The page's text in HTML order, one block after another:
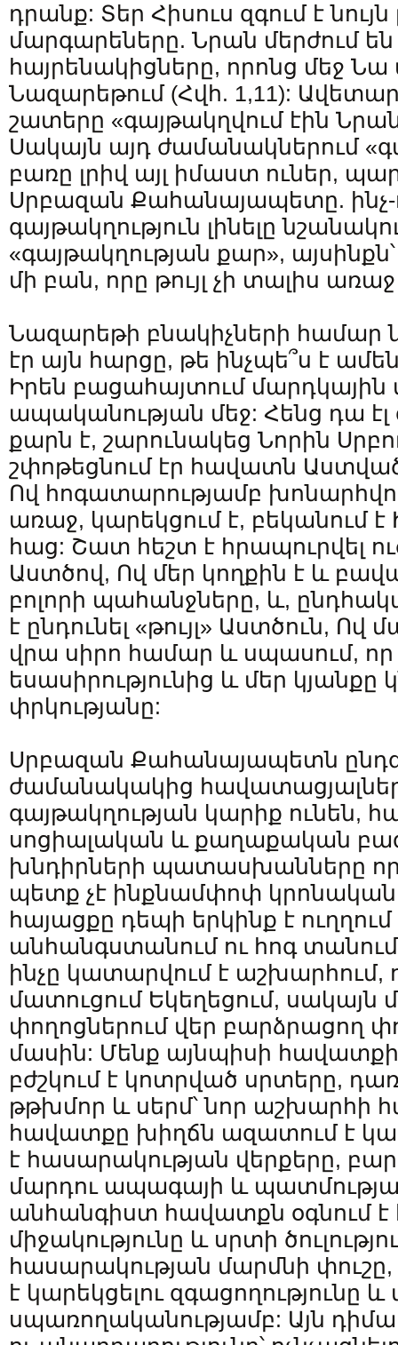
դրանք: Տեր Հիսուս զգում է
մարգարեները. Նրան մերժում են
հայրենակիցները, որոնց մեջ Նա
Նազարեթում (Հվհ. 1,11):
շատերը «գայթակղվում էին
Սակայն այդ ժամանակներում
բառը լրիվ այլ իմաստ ուներ,
Սրբազան Քահանայապետը.
գայթակղություն լինելը
«գայթակղության քար»,
մի բան, որը թույլ չի տալիս առաջ
Նազարեթի բնակիչների համար
էր այն հարցը, թե ինչպե՞ս է
Իրեն բացահայտում մարդկային
ապականության մեջ: Հենց դա էլ
քարն է, շարունակեց Նորին
շփոթեցնում էր հավատն
Ով հոգատարությամբ
առաջ, կարեկցում է, բեկանում է
հաց: Շատ հեշտ է հրապուրվել
Աստծով, Ով մեր կողքին է և
բոլորի պահանջները, և,
է ընդունել «թույլ» Աստծուն, Ով
վրա սիրո համար և սպասում,
եսասիրությունից և մեր
փրկությանը:
Սրբազան Քահանայապետն
ժամանակակից
գայթակղության կարիք ունեն,
սոցիալական և քաղաքական
խնդիրների պատասխանները
պետք չէ ինքնամփոփ
հայացքը դեպի երկինք է ուղղում
անհանգստանում ու հոգ
ինչը կատարվում է
մատուցում Եկեղեցում, սակայն
փողոցներում վեր բարձրացող
մասին: Մենք այնպիսի հավատքի
բժշկում է կոտրված սրտերը,
թթխմոր և սերմ՝ նոր աշխարհի
հավատքը խիղճն ազատում է
է հասարակության վերքերը,
մարդու ապագայի և
անհանգիստ հավատքն օգնում
միջակությունը և սրտի
հասարակության մարմնի փուշը,
է կարեկցելու զգացողությունը
սպառողականությամբ: Այն